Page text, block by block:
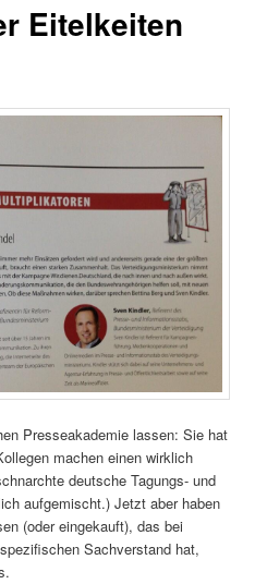
Eitelkeiten
Presseakademie lassen: Sie hat
machen einen wirklich
deutsche Tagungs- und
aufgemischt.) Jetzt aber haben
(oder eingekauft), das bei
Sachverstand hat,